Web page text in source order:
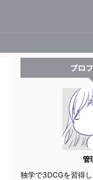
プロ
管
独学で3DCGを習得